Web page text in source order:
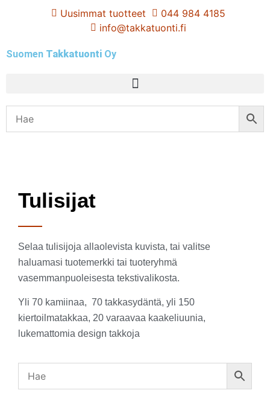
Uusimmat tuotteet
044 984 4185
info@takkatuonti.fi
Suomen Takkatuonti Oy
Tulisijat
Selaa tulisijoja allaolevista kuvista, tai valitse
haluamasi tuotemerkki tai tuoteryhmä
vasemmanpuoleisesta tekstivalikosta.
Yli 70 kamiinaa, 70 takkasydäntä, yli 150
kiertoilmatakkaa, 20 varaavaa kaakeliuunia,
lukemattomia design takkoja